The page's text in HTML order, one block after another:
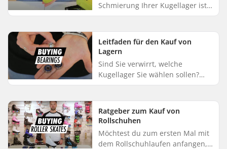
Schmierung Ihrer Kugellager ist
für eine erstklassige Leistung
nicht nur die Lebensdauer und...
Leitfaden für den Kauf von
Lagern
Sind Sie verwirrt, welche
Kugellager Sie wählen sollen?
Dieser Leitfaden klärt die
über Kugellager. Außerdem wird
erlä...
Ratgeber zum Kauf von
Rollschuhen
Möchtest du zum ersten Mal mit
dem Rollschuhlaufen anfangen,